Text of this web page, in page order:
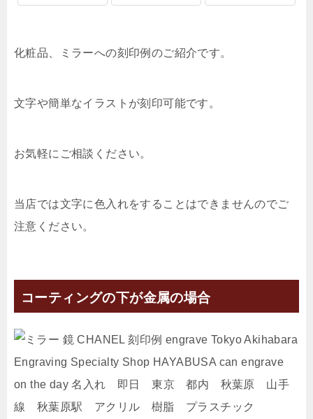
化粧品、ミラーへの刻印例のご紹介です。
文字や簡単なイラストが刻印可能です。
お気軽にご相談ください。
当店では文字に色入れをすることはできませんのでご
注意ください。
コーティングの下が金属の場合